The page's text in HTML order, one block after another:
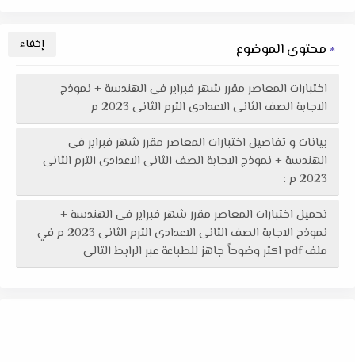
محتوى الموضوع
اختبارات المعاصر مقرر شهر فبراير فى الهندسة + نموذج
الاجابة الصف الثانى الاعدادى الترم الثانى 2023 م
بيانات و تفاصيل اختبارات المعاصر مقرر شهر فبراير فى
الهندسة + نموذج الاجابة الصف الثانى الاعدادى الترم الثانى
2023 م :
تحميل اختبارات المعاصر مقرر شهر فبراير فى الهندسة +
نموذج الاجابة الصف الثانى الاعدادى الترم الثانى 2023 م في
ملف pdf اكثر وضوحاً جاهز للطباعة عبر الرابط التالى